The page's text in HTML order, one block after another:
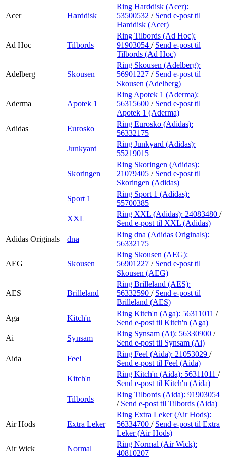
Acer Harddisk
Ring Harddisk (Acer):
53500532 / Send e-post til
Harddisk (Acer)
Ad Hoc Tilbords
Ring Tilbords (Ad Hoc):
91903054 / Send e-post til
Tilbords (Ad Hoc)
Adelberg Skousen
Ring Skousen (Adelberg):
56901227 / Send e-post til
Skousen (Adelberg)
Aderma Apotek 1
Ring Apotek 1 (Aderma):
56315600 / Send e-post til
Apotek 1 (Aderma)
Adidas
Eurosko
Ring Eurosko (Adidas):
56332175
Junkyard
Ring Junkyard (Adidas):
55219015
Skoringen
Ring Skoringen (Adidas):
21079405 / Send e-post til
Skoringen (Adidas)
Sport 1
Ring Sport 1 (Adidas):
55700385
XXL
Ring XXL (Adidas): 24083480 /
Send e-post til XXL (Adidas)
Adidas Originals
dna
Ring dna (Adidas Originals):
56332175
AEG Skousen
Ring Skousen (AEG):
56901227 / Send e-post til
Skousen (AEG)
AES Brilleland
Ring Brilleland (AES):
56332590 / Send e-post til
Brilleland (AES)
Aga
Kitch'n
Ring Kitch'n (Aga): 56311011 /
Send e-post til Kitch'n (Aga)
Ai
Synsam
Ring Synsam (Ai): 56330900 /
Send e-post til Synsam (Ai)
Aida
Feel
Ring Feel (Aida): 21053029 /
Send e-post til Feel (Aida)
Kitch'n
Ring Kitch'n (Aida): 56311011 /
Send e-post til Kitch'n (Aida)
Tilbords
Ring Tilbords (Aida): 91903054
/ Send e-post til Tilbords (Aida)
Air Hods Extra Leker
Ring Extra Leker (Air Hods):
56334700 / Send e-post til Extra
Leker (Air Hods)
Air Wick
Normal
Ring Normal (Air Wick):
40810207